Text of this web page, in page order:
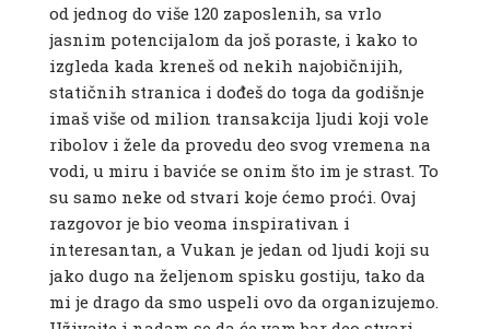
od jednog do više 120 zaposlenih, sa vrlo
jasnim potencijalom da još poraste, i kako to
izgleda kada kreneš od nekih najobičnijih,
statičnih stranica i dođeš do toga da godišnje
imaš više od milion transakcija ljudi koji vole
ribolov i žele da provedu deo svog vremena na
vodi, u miru i baviće se onim što im je strast. To
su samo neke od stvari koje ćemo proći. Ovaj
razgovor je bio veoma inspirativan i
interesantan, a Vukan je jedan od ljudi koji su
jako dugo na željenom spisku gostiju, tako da
mi je drago da smo uspeli ovo da organizujemo.